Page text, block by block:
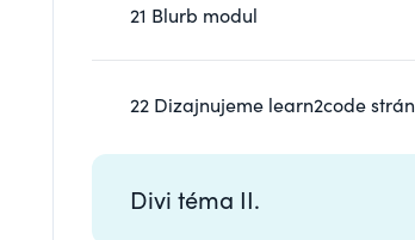
21 Blurb modul
22 Dizajnujeme learn2code
Divi téma II.